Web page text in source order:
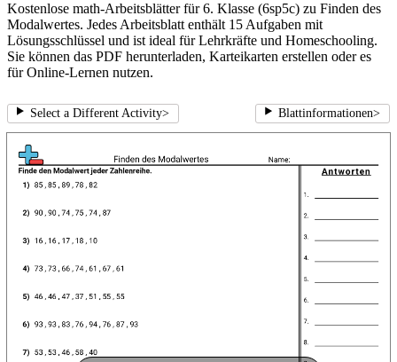
Kostenlose math-Arbeitsblätter für 6. Klasse (6sp5c) zu Finden des
Modalwertes. Jedes Arbeitsblatt enthält 15 Aufgaben mit
Lösungsschlüssel und ist ideal für Lehrkräfte und Homeschooling.
Sie können das PDF herunterladen, Karteikarten erstellen oder es
für Online-Lernen nutzen.
Select a Different Activity> Blattinformationen>